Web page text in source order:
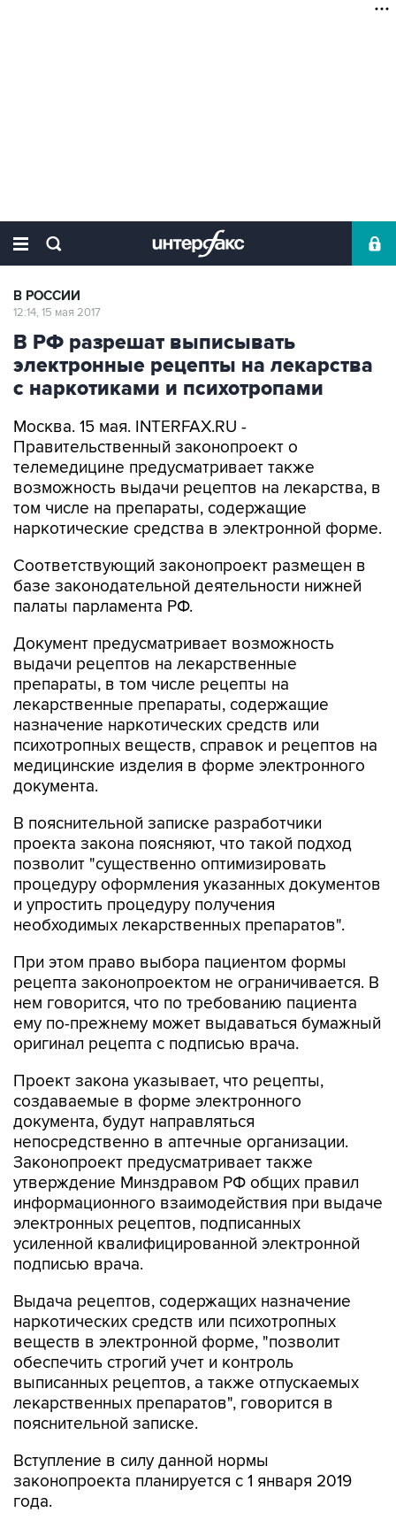
В РОССИИ
12:14, 15 мая 2017
В РФ разрешат выписывать
электронные рецепты на лекарства
с наркотиками и психотропами
Москва. 15 мая. INTERFAX.RU -
Правительственный законопроект о
телемедицине предусматривает также
возможность выдачи рецептов на лекарства, в
том числе на препараты, содержащие
наркотические средства в электронной форме.
Соответствующий законопроект размещен в
базе законодательной деятельности нижней
палаты парламента РФ.
Документ предусматривает возможность
выдачи рецептов на лекарственные
препараты, в том числе рецепты на
лекарственные препараты, содержащие
назначение наркотических средств или
психотропных веществ, справок и рецептов на
медицинские изделия в форме электронного
документа.
В пояснительной записке разработчики
проекта закона поясняют, что такой подход
позволит "существенно оптимизировать
процедуру оформления указанных документов
и упростить процедуру получения
необходимых лекарственных препаратов".
При этом право выбора пациентом формы
рецепта законопроектом не ограничивается. В
нем говорится, что по требованию пациента
ему по-прежнему может выдаваться бумажный
оригинал рецепта с подписью врача.
Проект закона указывает, что рецепты,
создаваемые в форме электронного
документа, будут направляться
непосредственно в аптечные организации.
Законопроект предусматривает также
утверждение Минздравом РФ общих правил
информационного взаимодействия при выдаче
электронных рецептов, подписанных
усиленной квалифицированной электронной
подписью врача.
Выдача рецептов, содержащих назначение
наркотических средств или психотропных
веществ в электронной форме, "позволит
обеспечить строгий учет и контроль
выписанных рецептов, а также отпускаемых
лекарственных препаратов", говорится в
пояснительной записке.
Вступление в силу данной нормы
законопроекта планируется с 1 января 2019
года.